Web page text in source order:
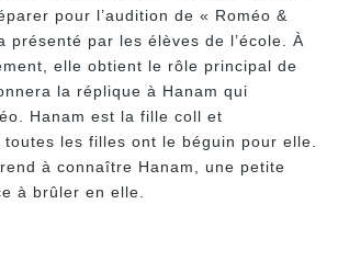
pour l’audition de « Roméo &
présenté par les élèves de l’école. À
elle obtient le rôle principal de
la réplique à Hanam qui
Hanam est la fille coll et
les filles ont le béguin pour elle.
à connaître Hanam, une petite
à brûler en elle.